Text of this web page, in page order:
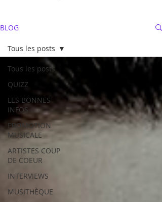
BLOG
Tous les posts
QUIZZ
LES BONNES
INFOS
PROMOTION
MUSICALE
ARTISTES COUP
DE COEUR
INTERVIEWS
MUSITHÈQUE
Tous les posts